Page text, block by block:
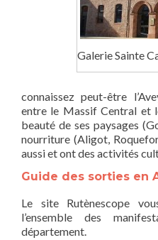
Galerie Sainte
connaissez peut-être
entre le Massif Central et
beauté de ses paysages
nourriture (Aligot,
aussi et ont des activités
Guide des sorties en
Le site Rutènescope
l’ensemble des
département.